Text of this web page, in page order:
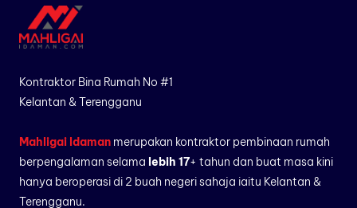
Kontraktor Bina Rumah No #1
Kelantan & Terengganu
Mahligai Idaman merupakan kontraktor pembinaan rumah
berpengalaman selama lebih 17+ tahun dan buat masa kini
hanya beroperasi di 2 buah negeri sahaja iaitu Kelantan &
Terengganu.